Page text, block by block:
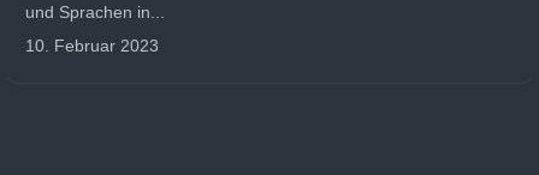
und Sprachen in...
10. Februar 2023